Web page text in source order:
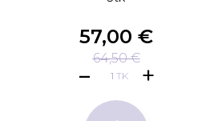
57,00 €
64,50 €
TK